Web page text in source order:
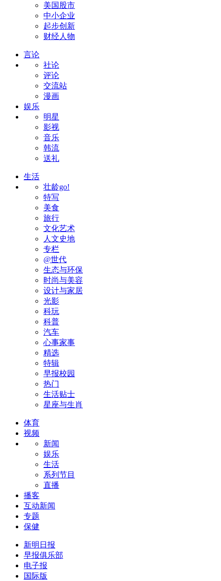
美国股市
中小企业
起步创新
财经人物
言论
社论
评论
交流站
漫画
娱乐
明星
影视
音乐
韩流
送礼
生活
壮龄go!
特写
美食
旅行
文化艺术
人文史地
专栏
@世代
生态与环保
时尚与美容
设计与家居
光影
科玩
科普
汽车
心事家事
精选
特辑
早报校园
热门
生活贴士
星座与生肖
体育
视频
新闻
娱乐
生活
系列节目
直播
播客
互动新闻
专题
保健
新明日报
早报俱乐部
电子报
国际版